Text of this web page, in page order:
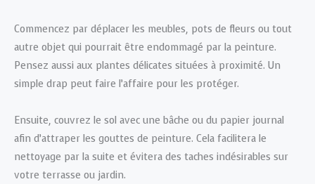
Commencez par déplacer les meubles, pots de fleurs ou tout
autre objet qui pourrait être endommagé par la peinture.
Pensez aussi aux plantes délicates situées à proximité. Un
simple drap peut faire l’affaire pour les protéger.
Ensuite, couvrez le sol avec une bâche ou du papier journal
afin d’attraper les gouttes de peinture. Cela facilitera le
nettoyage par la suite et évitera des taches indésirables sur
votre terrasse ou jardin.